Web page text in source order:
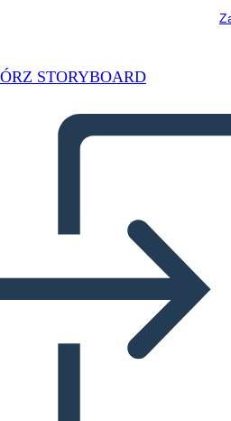
STORYBOARD
Antybohatera